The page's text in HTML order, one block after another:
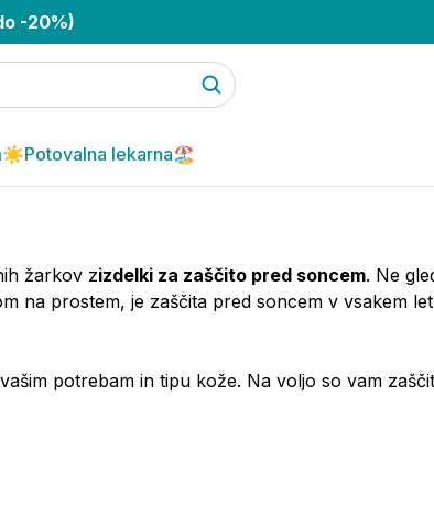
-20%)
Potovalna lekarna🏖️
žarkov zizdelki za zaščito pred soncem. Ne
na prostem, je zaščita pred soncem v vsakem
potrebam in tipu kože. Na voljo so vam